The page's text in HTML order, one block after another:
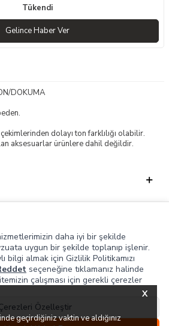
X
geçirdiğiniz vaktin ve aldığınız
Tükendi
Gelince Haber Ver
DOKUMA
dolayı ton farklılığı olabilir.
aksesuarlar ürünlere dahil değildir.
daha iyi bir şekilde
uygun bir şekilde toplanıp işlenir.
bilgi almak için Gizlilik Politikamızı
seçeneğine tıklamanız halinde
çalışması için gerekli çerezler
Özelleştir